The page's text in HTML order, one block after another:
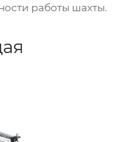
работы шахты.